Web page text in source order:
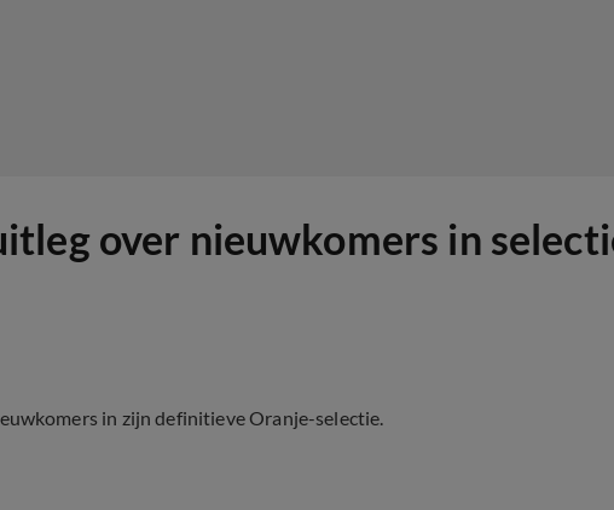
over nieuwkomers in
in zijn definitieve Oranje-selectie.